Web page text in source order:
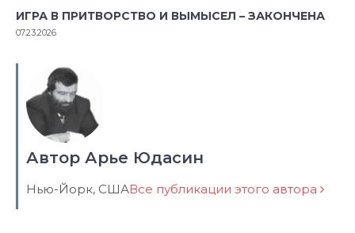
ИГРА В ПРИТВОРСТВО И ВЫМЫСЕЛ – ЗАКОНЧЕНА
07.23.2026
Автор Арье Юдасин
Нью-Йорк, СШАВсе публикации этого автора